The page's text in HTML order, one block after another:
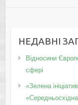
НЕДАВНІ
Відносини
сфері
«Зелена
«Середньосхідна